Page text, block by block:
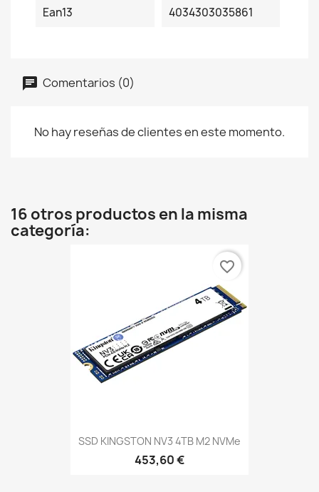
Ean13
4034303035861
Comentarios (0)
No hay reseñas de clientes en este momento.
16 otros productos en la misma
categoría:
SSD KINGSTON NV3 4TB M2 NVMe
453,60 €
favorite_border